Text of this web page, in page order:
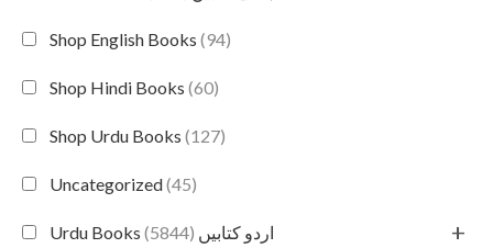
Shop English Books (94)
Shop Hindi Books (60)
Shop Urdu Books (127)
Uncategorized(45)
Urdu Books اردو کتابیں (5844) +